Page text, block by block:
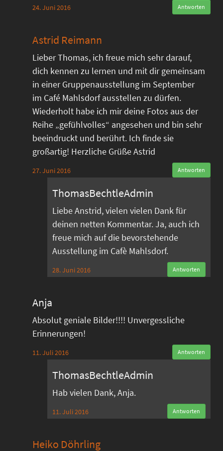
24. Juni 2016 Antworten
Astrid Reimann
Lieber Thomas, ich freue mich sehr darauf,
dich kennen zu lernen und mit dir gemeinsam
in einer Gruppenausstellung im September
im Café Mahlsdorf ausstellen zu dürfen.
Wiederholt habe ich mir deine Fotos aus der
Reihe „gefühlvolles“ angesehen und bin sehr
beeindruckt und berührt. Ich finde sie
großartig! Herzliche Grüße Astrid
27. Juni 2016 Antworten
ThomasBechtleAdmin
Liebe Anstrid, vielen vielen Dank für
deinen netten Kommentar. Ja, auch ich
freue mich auf die bevorstehende
Ausstellung im Cafè Mahlsdorf.
28. Juni 2016 Antworten
Anja
Absolut geniale Bilder!!!! Unvergessliche
Erinnerungen!
11. Juli 2016 Antworten
ThomasBechtleAdmin
Hab vielen Dank, Anja.
11. Juli 2016 Antworten
Heiko Döhrling